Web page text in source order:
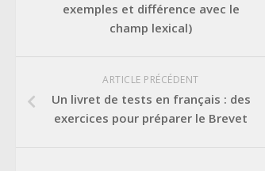
exemples et différence avec le
champ lexical)
ARTICLE PRÉCÉDENT
Un livret de tests en français : des
exercices pour préparer le Brevet